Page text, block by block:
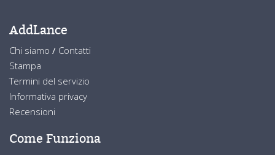
AddLance
Chi siamo / Contatti
Stampa
Termini del servizio
Informativa privacy
Recensioni
Come Funziona